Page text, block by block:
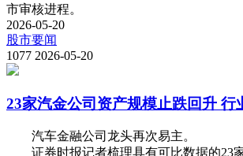
市审核进程。
2026-05-20
股市要闻
1077 2026-05-20
23家汽金公司资产规模止跌回升 行
汽车金融公司龙头再次易主。
证券时报记者梳理具有可比数据的23